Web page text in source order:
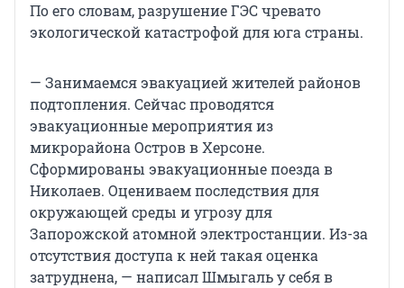
По его словам, разрушение ГЭС чревато
экологической катастрофой для юга страны.
— Занимаемся эвакуацией жителей районов
подтопления. Сейчас проводятся
эвакуационные мероприятия из
микрорайона Остров в Херсоне.
Сформированы эвакуационные поезда в
Николаев. Оцениваем последствия для
окружающей среды и угрозу для
Запорожской атомной электростанции. Из-за
отсутствия доступа к ней такая оценка
затруднена, — написал Шмыгаль у себя в